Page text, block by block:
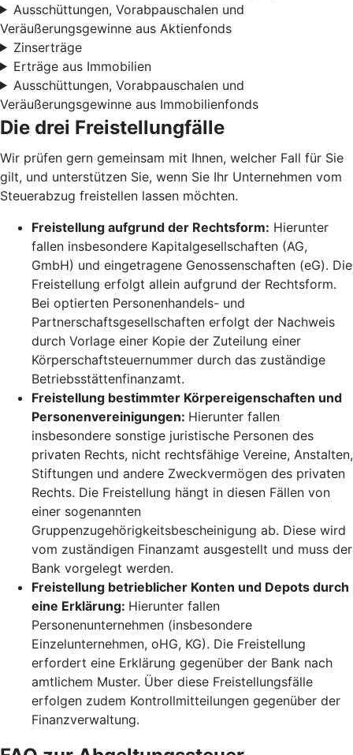
Ausschüttungen, Vorabpauschalen und
Veräußerungsgewinne aus Aktienfonds
Zinserträge
Erträge aus Immobilien
Ausschüttungen, Vorabpauschalen und
Veräußerungsgewinne aus Immobilienfonds
Die drei Freistellungfälle
Wir prüfen gern gemeinsam mit Ihnen, welcher Fall für Sie
gilt, und unterstützen Sie, wenn Sie Ihr Unternehmen vom
Steuerabzug freistellen lassen möchten.
Freistellung aufgrund der Rechtsform: Hierunter
fallen insbesondere Kapitalgesellschaften (AG,
GmbH) und eingetragene Genossenschaften (eG). Die
Freistellung erfolgt allein aufgrund der Rechtsform.
Bei optierten Personenhandels- und
Partnerschaftsgesellschaften erfolgt der Nachweis
durch Vorlage einer Kopie der Zuteilung einer
Körperschaftsteuernummer durch das zuständige
Betriebsstättenfinanzamt.
Freistellung bestimmter Körpereigenschaften und
Personenvereinigungen: Hierunter fallen
insbesondere sonstige juristische Personen des
privaten Rechts, nicht rechtsfähige Vereine, Anstalten,
Stiftungen und andere Zweckvermögen des privaten
Rechts. Die Freistellung hängt in diesen Fällen von
einer sogenannten
Gruppenzugehörigkeitsbescheinigung ab. Diese wird
vom zuständigen Finanzamt ausgestellt und muss der
Bank vorgelegt werden.
Freistellung betrieblicher Konten und Depots durch
eine Erklärung: Hierunter fallen
Personenunternehmen (insbesondere
Einzelunternehmen, oHG, KG). Die Freistellung
erfordert eine Erklärung gegenüber der Bank nach
amtlichem Muster. Über diese Freistellungsfälle
erfolgen zudem Kontrollmitteilungen gegenüber der
Finanzverwaltung.